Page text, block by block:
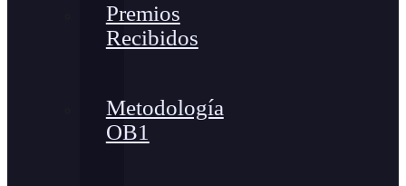
Premios
Recibidos
Metodología
OB1